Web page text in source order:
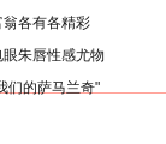
各有各精彩
朱唇性感尤物
们的萨马兰奇"